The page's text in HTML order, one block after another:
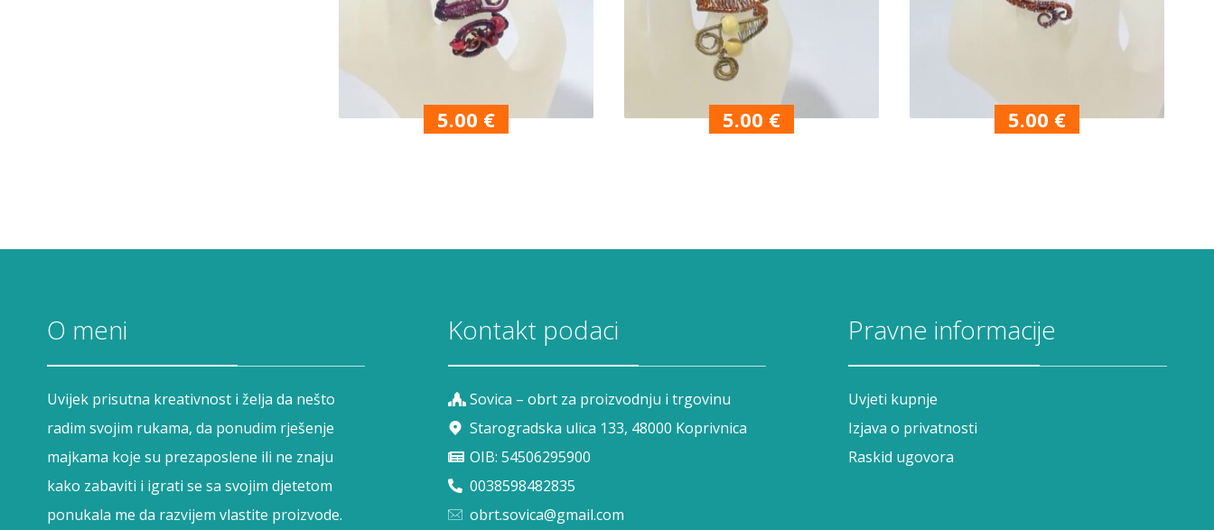
5.00 € 5.00 € 5.00 €
O meni
Uvijek prisutna kreativnost i želja da nešto
radim svojim rukama, da ponudim rješenje
majkama koje su prezaposlene ili ne znaju
kako zabaviti i igrati se sa svojim djetetom
ponukala me da razvijem vlastite proizvode.
Kontakt podaci
Sovica – obrt za proizvodnju i trgovinu
Starogradska ulica 133, 48000 Koprivnica
OIB: 54506295900
0038598482835
obrt.sovica@gmail.com
Pravne informacije
Uvjeti kupnje
Izjava o privatnosti
Raskid ugovora